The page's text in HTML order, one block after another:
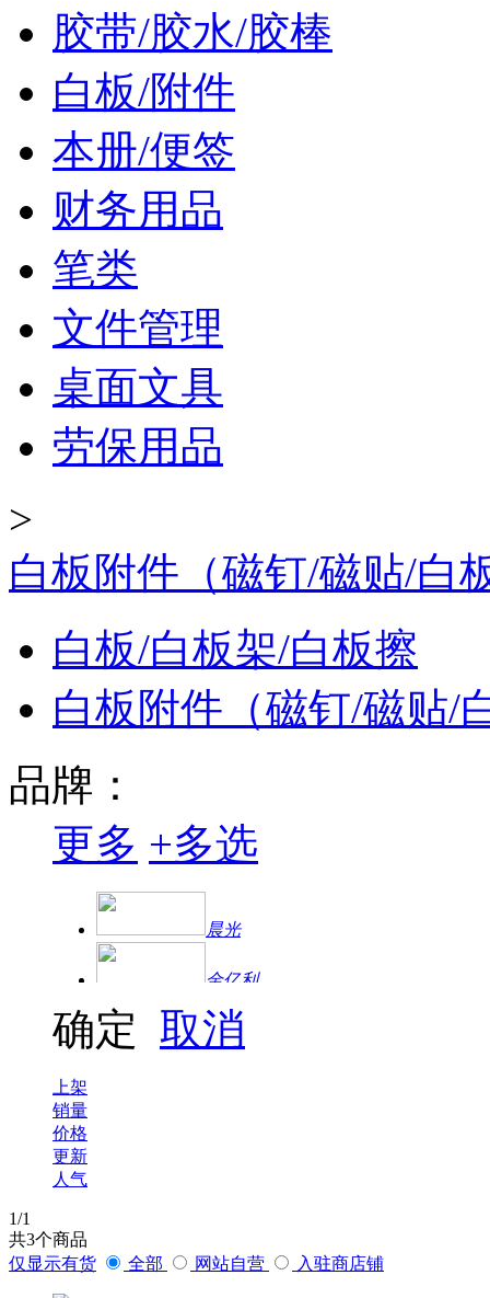
胶带/胶水/胶棒
白板/附件
本册/便签
财务用品
笔类
文件管理
桌面文具
劳保用品
>
白板附件（磁钉/磁贴/白
白板/白板架/白板擦
白板附件（磁钉/磁贴/
品牌：
更多 +多选
晨光
金亿利
确定 取消
上架
销量
价格
更新
人气
1/1
共3个商品
仅显示有货
全部 网站自营 入驻商店铺